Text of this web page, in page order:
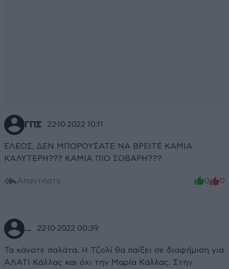
ΓΠΣ 22·10·2022 10:11
ΕΛΕΟΣ, ΔΕΝ ΜΠΟΡΟΥΣΑΤΕ ΝΑ ΒΡΕΙΤΕ ΚΑΜΙΑ
ΚΑΛΥΤΕΡΗ??? ΚΑΜΙΑ ΠΙΟ ΣΟΒΑΡΗ???
Απαντήστε 0 0
... 22·10·2022 00:39
Τα κάνατε σαλάτα. Η Τζολί θα παίξει σε διαφήμιση για
ΑΛΑΤΙ Κάλλας και όχι την Μαρία Κάλλας. Στην